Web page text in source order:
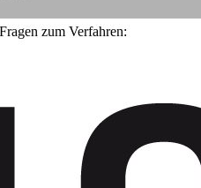
zum Verfahren: